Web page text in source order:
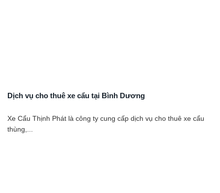
Dịch vụ cho thuê xe cẩu tại Bình Dương
Xe Cẩu Thịnh Phát là công ty cung cấp dịch vụ cho thuê xe cẩu
thùng,...